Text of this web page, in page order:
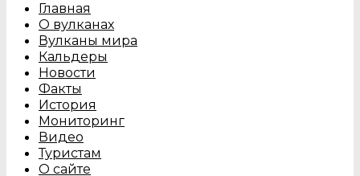
Главная
О вулканах
Вулканы мира
Кальдеры
Новости
Факты
История
Мониторинг
Видео
Туристам
О сайте